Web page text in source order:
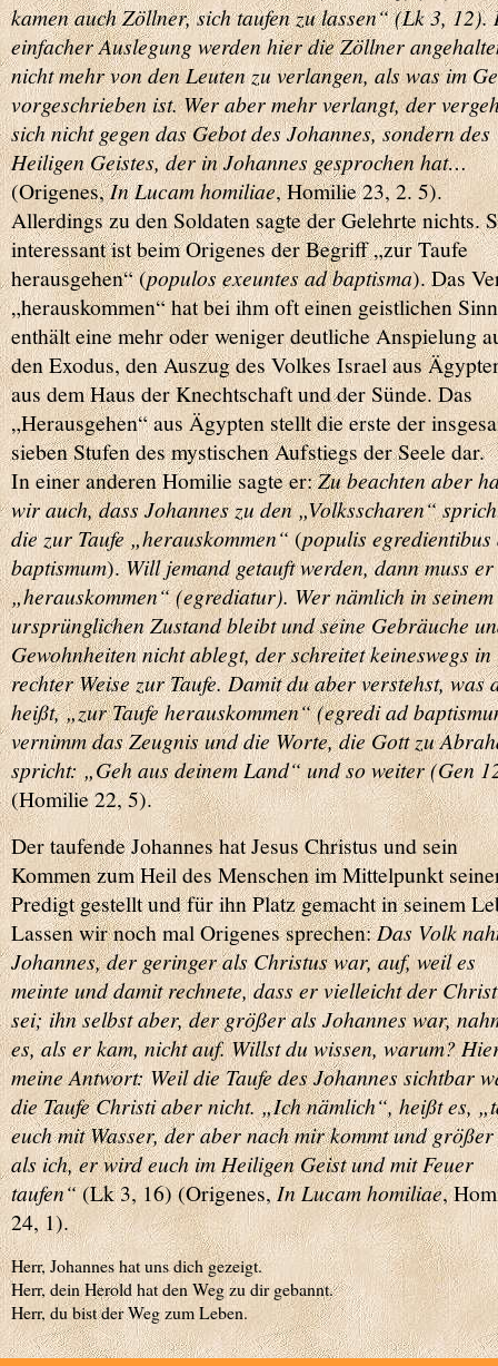
kamen auch Zöllner, sich taufen zu lassen“ (Lk 3, 12).
einfacher Auslegung werden hier die Zöllner
nicht mehr von den Leuten zu verlangen, als was im
vorgeschrieben ist. Wer aber mehr verlangt, der
sich nicht gegen das Gebot des Johannes, sondern des
Heiligen Geistes, der in Johannes gesprochen hat…
(Origenes,In Lucam homiliae, Homilie 23, 2. 5).
Allerdings zu den Soldaten sagte der Gelehrte nichts.
interessant ist beim Origenes der Begriff „zur Taufe
herausgehen“ (populos exeuntes ad baptisma). Das
„herauskommen“ hat bei ihm oft einen geistlichen
enthält eine mehr oder weniger deutliche Anspielung
den Exodus, den Auszug des Volkes Israel aus
aus dem Haus der Knechtschaft und der Sünde. Das
„Herausgehen“ aus Ägypten stellt die erste der
sieben Stufen des mystischen Aufstiegs der Seele dar.
In einer anderen Homilie sagte er:Zu beachten aber
wir auch, dass Johannes zu den „Volksscharen“
die zur Taufe „herauskommen“ (populis egredientibus
baptismum).Will jemand getauft werden, dann muss er
„herauskommen“ (egrediatur). Wer nämlich in seinem
ursprünglichen Zustand bleibt und seine Gebräuche
Gewohnheiten nicht ablegt, der schreitet keineswegs in
rechter Weise zur Taufe. Damit du aber verstehst, was
heißt, „zur Taufe herauskommen“ (egredi ad
vernimm das Zeugnis und die Worte, die Gott zu
spricht: „Geh aus deinem Land“ und so weiter (Gen
(Homilie 22, 5).
Der taufende Johannes hat Jesus Christus und sein
Kommen zum Heil des Menschen im Mittelpunkt
Predigt gestellt und für ihn Platz gemacht in seinem
Lassen wir noch mal Origenes sprechen:Das Volk
Johannes, der geringer als Christus war, auf, weil es
meinte und damit rechnete, dass er vielleicht der
sei; ihn selbst aber, der größer als Johannes war,
es, als er kam, nicht auf. Willst du wissen, warum?
meine Antwort: Weil die Taufe des Johannes sichtbar
die Taufe Christi aber nicht. „Ich nämlich“, heißt es,
euch mit Wasser, der aber nach mir kommt und
als ich, er wird euch im Heiligen Geist und mit Feuer
taufen“(Lk 3, 16) (Origenes,In Lucam homiliae,
24, 1).
Herr, Johannes hat uns dich gezeigt.
Herr, dein Herold hat den Weg zu dir gebannt.
Herr, du bist der Weg zum Leben.